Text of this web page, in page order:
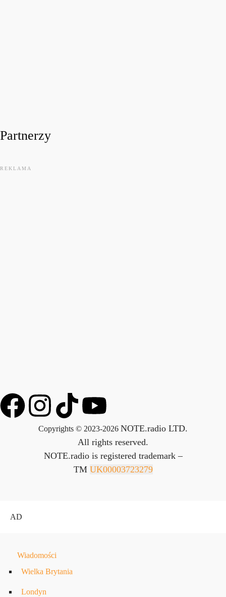
Partnerzy
Copyrights © 2023-2026 NOTE.radio LTD.
All rights reserved.
NOTE.radio is registered trademark –
TM UK00003723279
AD
Wiadomości
Wielka Brytania
Londyn